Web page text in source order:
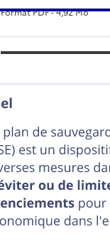
Format PDF -4,92 Mo